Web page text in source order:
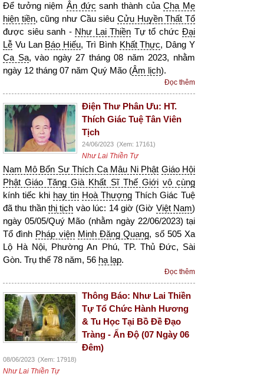
Để tưởng niệm Ân đức sanh thành củaCha Mẹ
hiện tiền, cũng như Cầu siêuCửu Huyền Thất Tổ
được siêu sanh - Như Lai Thiền Tự tổ chức Đại
Lễ Vu Lan Báo Hiếu, Trì Bình Khất Thực, Dâng Y
Ca Sa, vào ngày 27 tháng 08 năm 2023, nhằm
ngày 12 tháng 07 năm Quý Mão (Âm lịch).
Đọc thêm
Điện Thư Phân Ưu: HT.
Thích Giác Tuệ Tân Viên
Tịch
24/06/2023 (Xem: 17161)
Như Lai Thiền Tự
Nam Mô Bổn Sư Thích Ca Mâu Ni Phật Giáo Hội
Phật Giáo Tăng Già Khất Sĩ Thế Giới vô cùng
kính tiếc khi hay tin Hoà Thượng Thích Giác Tuệ
đã thu thầnthị tịch vào lúc: 14 giờ (Giờ Việt Nam)
ngày 05/05/Quý Mão (nhằm ngày 22/06/2023) tại
Tổ đình Pháp viện Minh Đăng Quang, số 505 Xa
Lộ Hà Nội, Phường An Phú, TP. Thủ Đức, Sài
Gòn. Trụ thế 78 năm, 56 hạ lạp.
Đọc thêm
Thông Báo: Như Lai Thiền
Tự Tổ Chức Hành Hương
& Tu Học Tại Bồ Đề Đạo
Tràng - Ấn Độ (07 Ngày 06
Đêm)
08/06/2023 (Xem: 17918)
Như Lai Thiền Tự